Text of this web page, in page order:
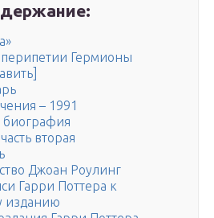
Гермионы
– 1991
биография
вторая
Джоан Роулинг
Гарри Поттера к
изданию